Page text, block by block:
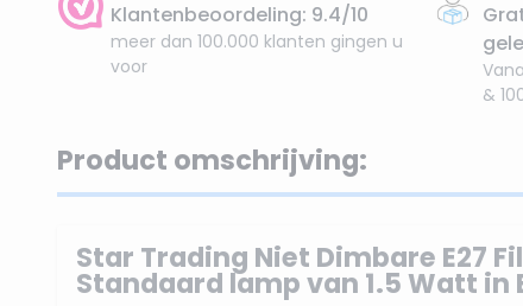
Klantenbeoordeling: 9.4/10
meer dan 100.000 klanten gingen u
voor
&
Product omschrijving:
Star Trading Niet Dimbare E27
Standaard lamp van 1.5 Watt in